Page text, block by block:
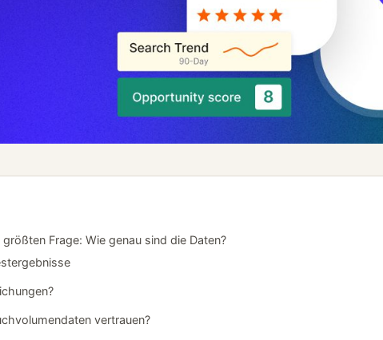
Frage: Wie genau sind die Daten?
vertrauen?